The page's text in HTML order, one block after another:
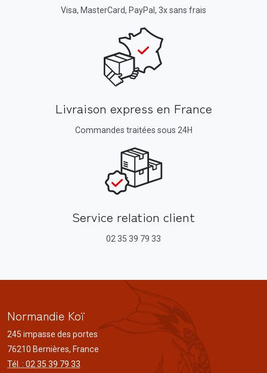
Visa, MasterCard, PayPal, 3x sans frais
Livraison express en France
Commandes traitées sous 24H
Service relation client
02 35 39 79 33
Normandie Koï
245 impasse des portes
76210 Bernières, France
Tél. : 02 35 39 79 33